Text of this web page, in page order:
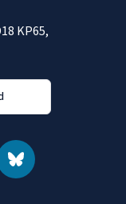
KP65,